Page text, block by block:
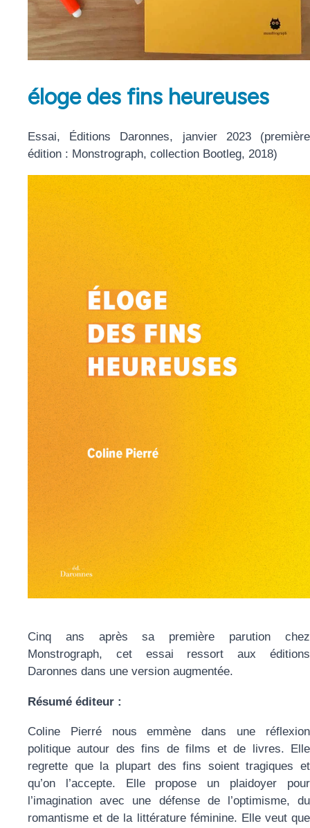
éloge des fins heureuses
Essai, Éditions Daronnes, janvier 2023 (première
édition : Monstrograph, collection Bootleg, 2018)
Cinq ans après sa première parution chez
Monstrograph, cet essai ressort aux éditions
Daronnes dans une version augmentée.
Résumé éditeur :
Coline Pierré nous emmène dans une réflexion
politique autour des fins de films et de livres. Elle
regrette que la plupart des fins soient tragiques et
qu’on l’accepte. Elle propose un plaidoyer pour
l’imagination avec une défense de l’optimisme, du
romantisme et de la littérature féminine. Elle veut que